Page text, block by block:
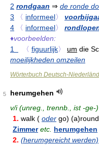
2 rondgaan ⇒ de ronde
3
〈 informeel〉
4
〈 informeel〉
♦voorbeelden:
1
〈 figuurlijk〉 um die
moeilijkheden omzeilen
Wörterbuch Deutsch-
5
herumgehen
v/i (unreg., trennb., ist -ge-)
1. walk ( oder go)
Zimmer etc. herumgehen
2. (herumgereicht werden)